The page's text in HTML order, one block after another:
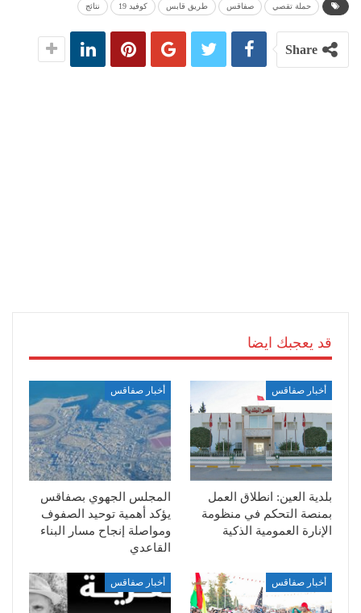
حملة تقصي صفاقس طريق قابس كوفيد 19 نتائج
Share
قد يعجبك ايضا
أخبار صفاقس
بلدية العين: انطلاق العمل
بمنصة التحكم في منظومة
الإنارة العمومية الذكية
أخبار صفاقس
المجلس الجهوي بصفاقس
يؤكد أهمية توحيد الصفوف
ومواصلة إنجاح مسار البناء
القاعدي
أخبار صفاقس أخبار صفاقس